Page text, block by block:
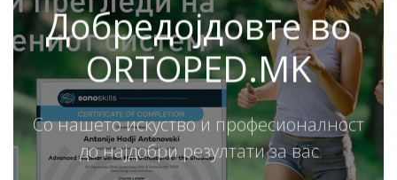
Добредојдовте во
ORTOPED.MK
Со нашето искуство и професионалност
до најдобри резултати за вас